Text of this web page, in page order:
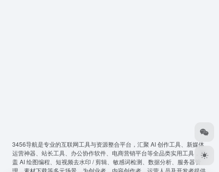
3456导航是专业的互联网工具与资源整合平台，汇聚 AI 创作工具、新媒体
运营神器、站长工具、办公协作软件、电商营销平台等全品类实用工具，覆
盖 AI 绘图编程、短视频去水印 / 剪辑、敏感词检测、数据分析、服务器管
理、素材下载等多元场景，为创业者、内容创作者、运营人员及开发者提供